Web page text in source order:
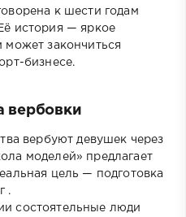
к шести годам
история — яркое
может закончиться
бизнесе.
вербовки
вербуют девушек через
моделей» предлагает
цель — подготовка
.
состоятельные люди